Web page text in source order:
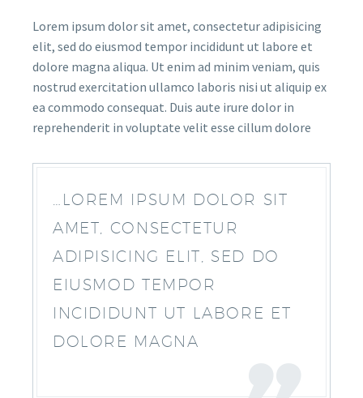
Lorem ipsum dolor sit amet, consectetur adipisicing
elit, sed do eiusmod tempor incididunt ut labore et
dolore magna aliqua. Ut enim ad minim veniam, quis
nostrud exercitation ullamco laboris nisi ut aliquip ex
ea commodo consequat. Duis aute irure dolor in
reprehenderit in voluptate velit esse cillum dolore
…LOREM IPSUM DOLOR SIT
AMET, CONSECTETUR
ADIPISICING ELIT, SED DO
EIUSMOD TEMPOR
INCIDIDUNT UT LABORE ET
DOLORE MAGNA